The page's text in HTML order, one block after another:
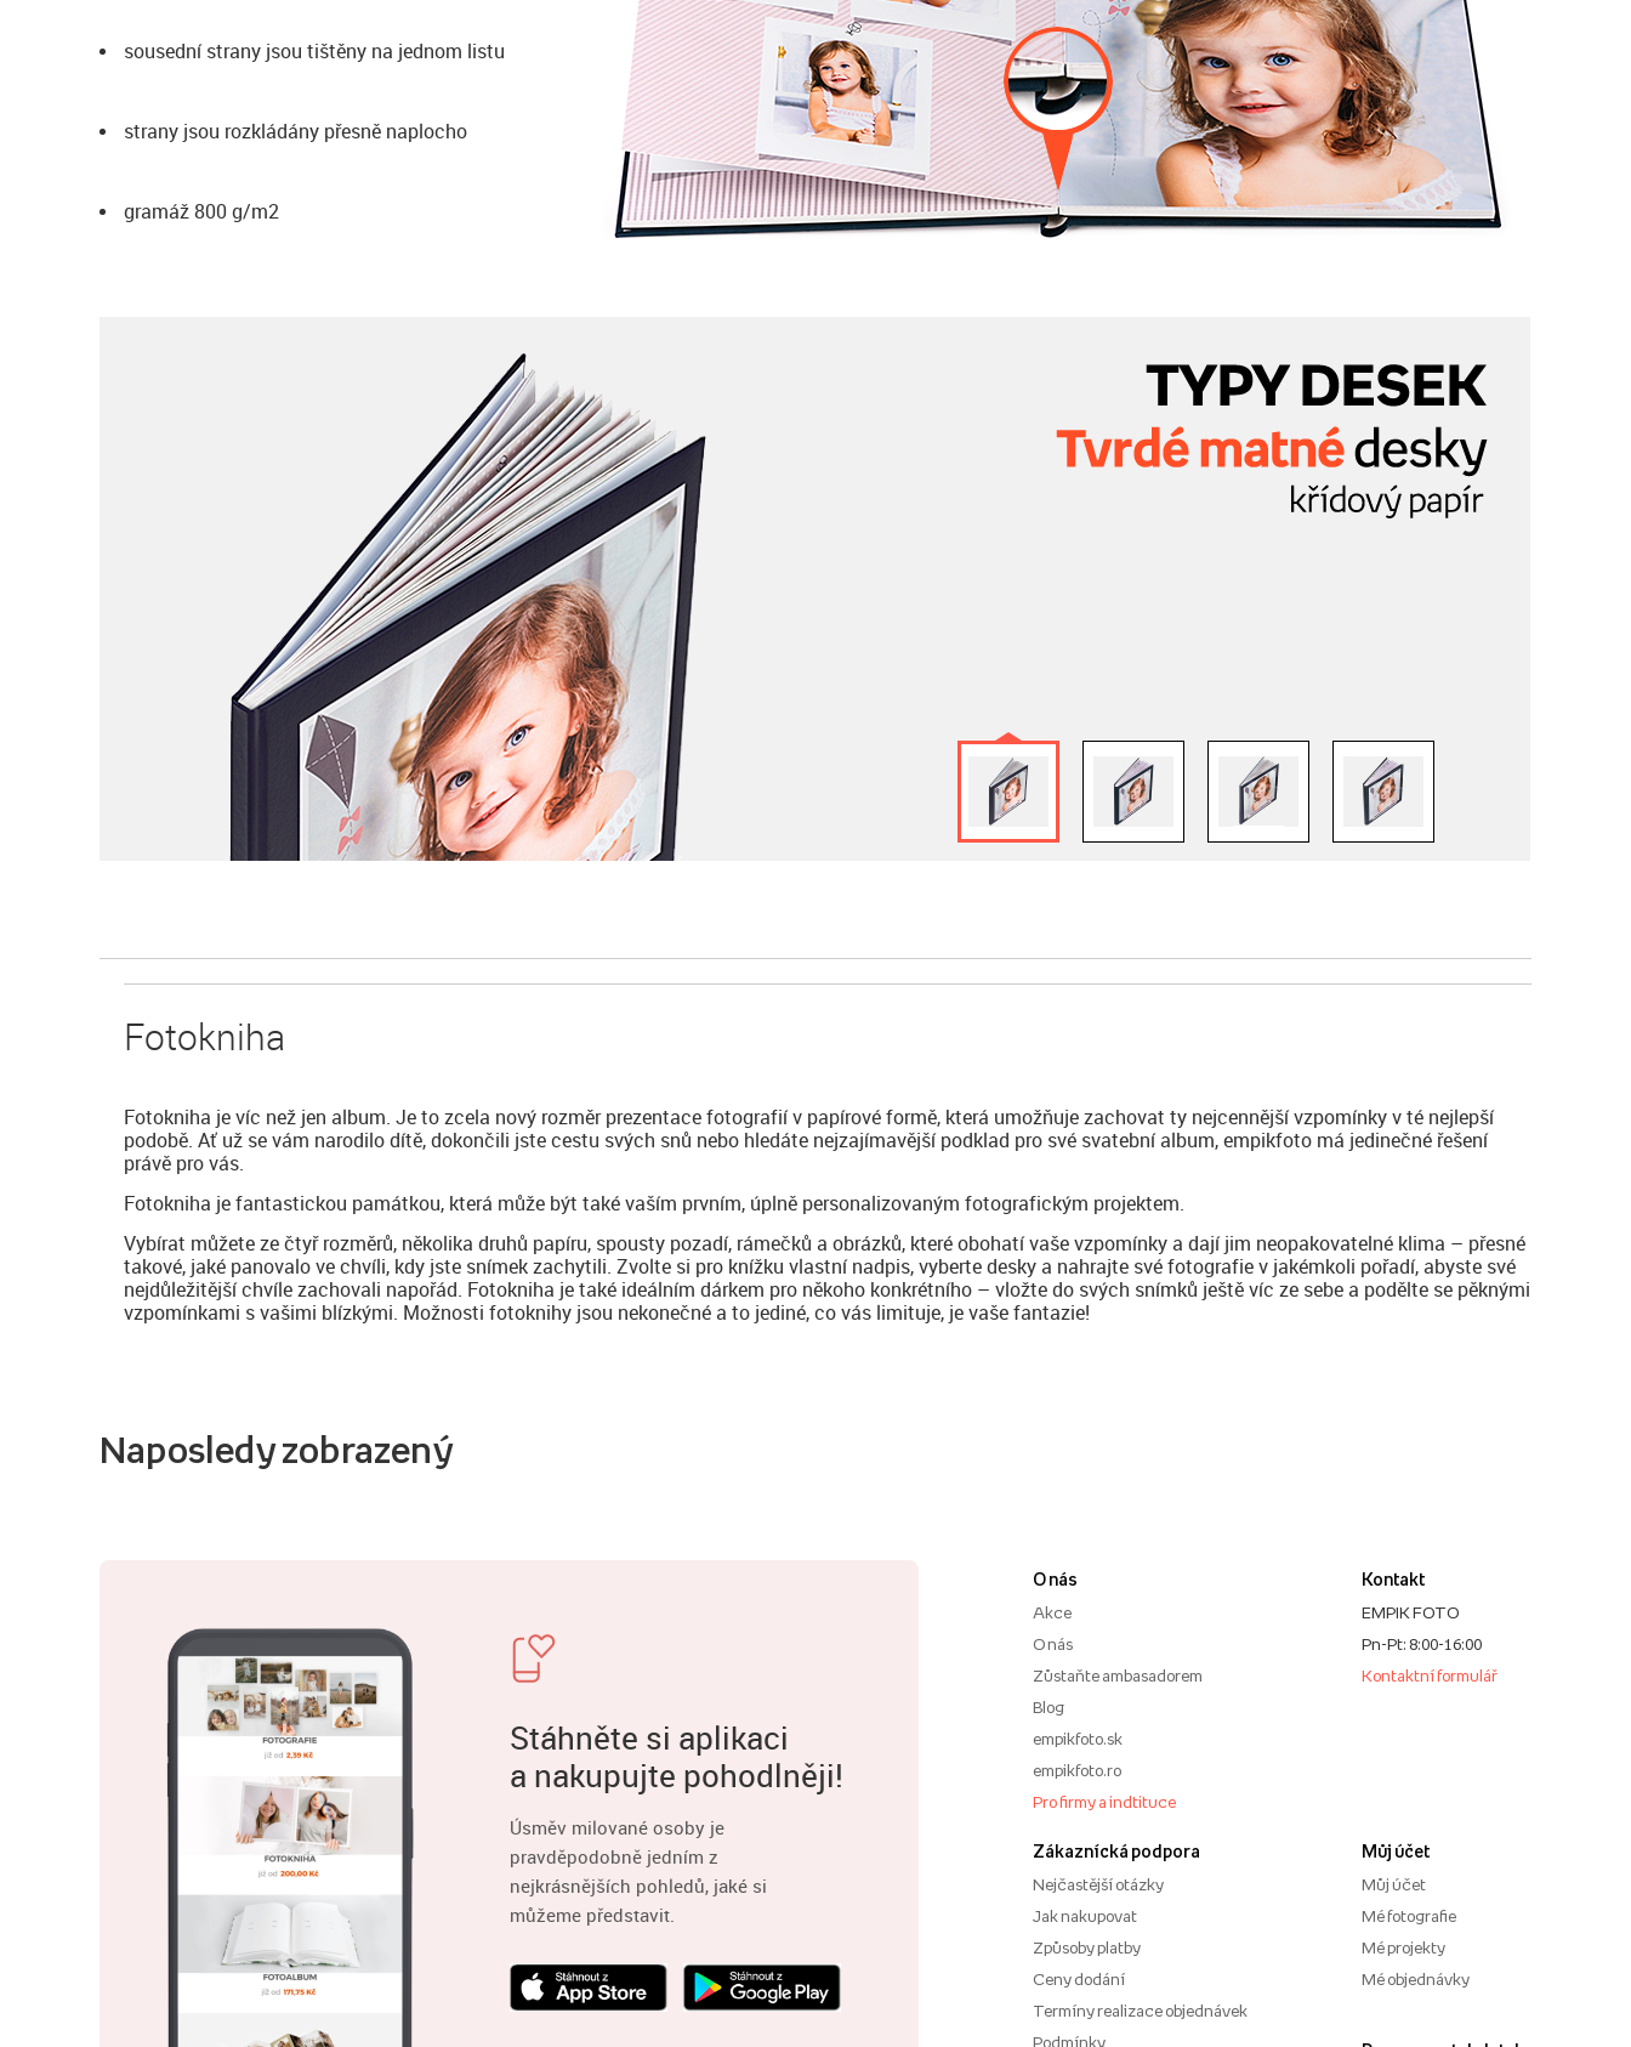
sousední strany jsou tištěny na jednom listu
strany jsou rozkládány přesně naplocho
gramáž 800 g/m2
Fotokniha
Fotokniha je víc než jen album. Je to zcela nový rozměr prezentace fotografií v papírové formě, která umožňuje zachovat ty nejcennější vzpomínky v té nejlepší
podobě. Ať už se vám narodilo dítě, dokončili jste cestu svých snů nebo hledáte nejzajímavější podklad pro své svatební album, empikfoto má jedinečné řešení
právě pro vás.
Fotokniha je fantastickou památkou, která může být také vaším prvním, úplně personalizovaným fotografickým projektem.
Vybírat můžete ze čtyř rozměrů, několika druhů papíru, spousty pozadí, rámečků a obrázků, které obohatí vaše vzpomínky a dají jim neopakovatelné klima – přesné
takové, jaké panovalo ve chvíli, kdy jste snímek zachytili. Zvolte si pro knížku vlastní nadpis, vyberte desky a nahrajte své fotografie v jakémkoli pořadí, abyste své
nejdůležitější chvíle zachovali napořád. Fotokniha je také ideálním dárkem pro někoho konkrétního – vložte do svých snímků ještě víc ze sebe a podělte se pěknými
vzpomínkami s vašimi blízkými. Možnosti fotoknihy jsou nekonečné a to jediné, co vás limituje, je vaše fantazie!
Naposledy zobrazený
Stáhněte si aplikaci
a nakupujte pohodlněji!
Úsměv milované osoby je
pravděpodobně jedním z
nejkrásnějších pohledů, jaké si
můžeme představit.
O nás
Akce
O nás
Zůstaňte ambasadorem
Blog
empikfoto.sk
empikfoto.ro
Pro firmy a indtituce
Zákaznícká podpora
Nejčastější otázky
Jak nakupovat
Způsoby platby
Ceny dodání
Termíny realizace objednávek
Podmínky
Kontakt
EMPIK FOTO
Pn-Pt: 8:00-16:00
Kontaktní formulář
Můj účet
Můj účet
Mé fotografie
Mé projekty
Mé objednávky